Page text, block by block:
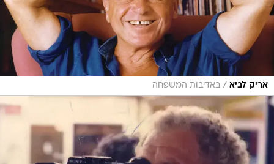
אריק לביא / באדיבות המשפחה